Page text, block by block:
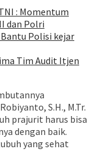
: Momentum
dan Polri
Polisi kejar
Tim Audit Itjen
S.H., M.Tr.
prajurit harus bisa
dengan baik.
yang sehat